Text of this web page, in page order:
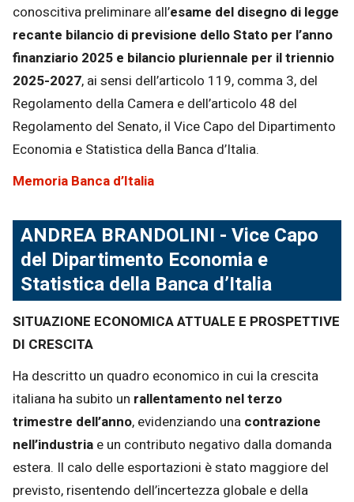
conoscitiva preliminare all’esame del disegno di legge
recante bilancio di previsione dello Stato per l’anno
finanziario 2025 e bilancio pluriennale per il triennio
2025-2027, ai sensi dell’articolo 119, comma 3, del
Regolamento della Camera e dell’articolo 48 del
Regolamento del Senato, il Vice Capo del Dipartimento
Economia e Statistica della Banca d’Italia.
Memoria Banca d’Italia
ANDREA BRANDOLINI - Vice Capo
del Dipartimento Economia e
Statistica della Banca d’Italia
SITUAZIONE ECONOMICA ATTUALE E PROSPETTIVE
DI CRESCITA
Ha descritto un quadro economico in cui la crescita
italiana ha subito un rallentamento nel terzo
trimestre dell’anno, evidenziando una contrazione
nell’industria e un contributo negativo dalla domanda
estera. Il calo delle esportazioni è stato maggiore del
previsto, risentendo dell’incertezza globale e della